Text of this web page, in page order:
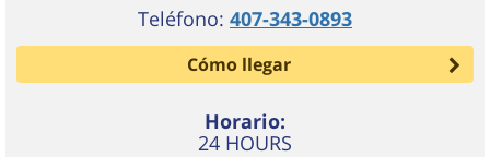
Teléfono: 407-343-0893
Cómo llegar
Horario:
24 HOURS